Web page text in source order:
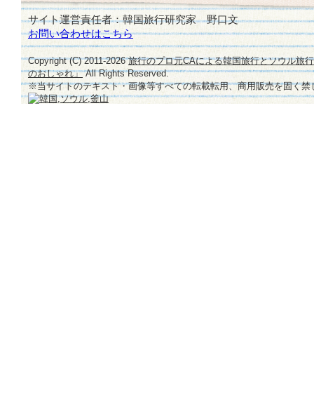
サイト運営責任者：韓国旅行研究家 野口文
お問い合わせはこちら
Copyright (C) 2011-2026旅行のプロ元CAによる韓国旅行とソウル旅
のおしゃれ」All Rights Reserved.
※当サイトのテキスト・画像等すべての転載転用、商用販売を固く禁